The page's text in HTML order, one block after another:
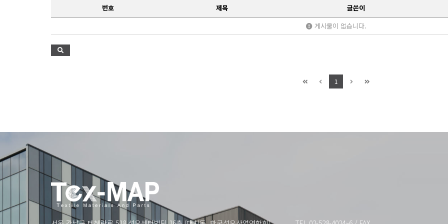
번호 제목
글쓴이
게시물이 없습니다.
1